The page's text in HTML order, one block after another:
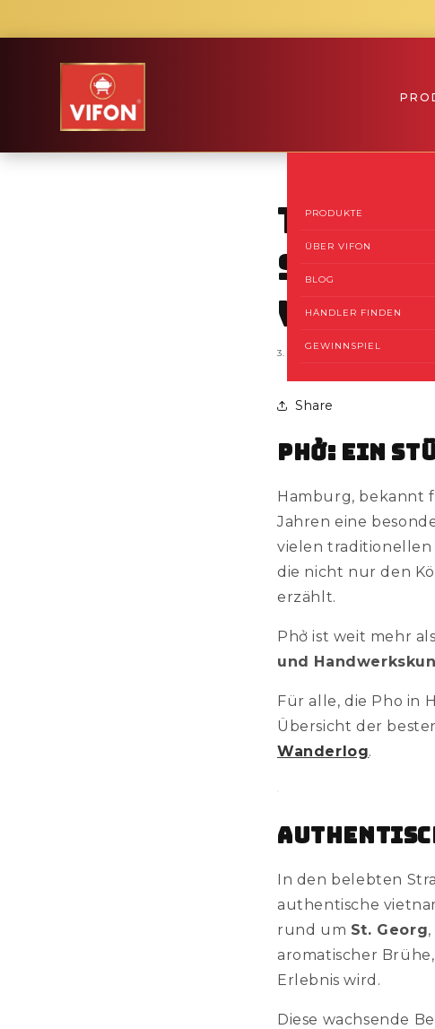
Direkt
PRODUKTE
ÜBER VIFON
BLOG
HÄNDLER FINDEN
GEWINNSPIEL
Tai
Sie
3. NOVEMBER 2025
Share
Phở: Ein
Hamburg, bekannt
Jahren eine
vielen
die nicht nur den
erzählt.
Phở ist weit mehr
und
Für alle, die Pho in
Übersicht der
Wanderlog.
In den belebten
authentische
rund um St. Georg,
aromatischer
Erlebnis wird.
Diese wachsende